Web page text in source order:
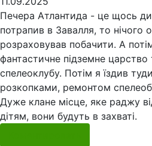
Печера Атлантида - це щось
потрапив в Завалля, то нічого
розраховував побачити. А
фантастичне підземне
спелеоклубу. Потім я їздив
розкопками, ремонтом
Дуже клане місце, яке раджу
дітям, вони будуть в захваті.